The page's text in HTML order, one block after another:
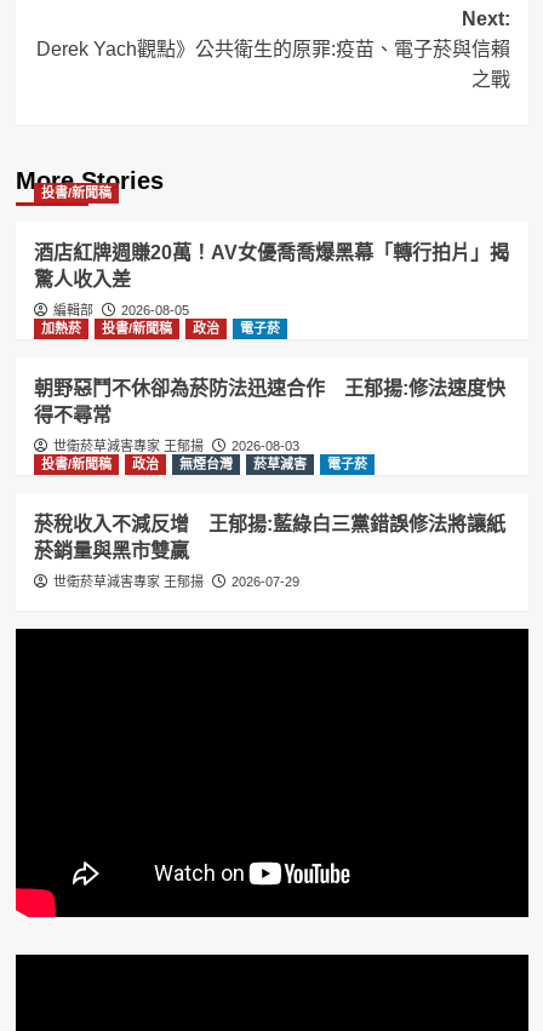
Next:
Derek Yach觀點》公共衛生的原罪:疫苗、電子菸與信賴
之戰
More Stories
投書/新聞稿
酒店紅牌週賺20萬！AV女優喬喬爆黑幕「轉行拍片」揭
驚人收入差
編輯部
2026-08-05
加熱菸
投書/新聞稿 政治 電子菸
朝野惡鬥不休卻為菸防法迅速合作 王郁揚:修法速度快
得不尋常
世衛菸草減害專家 王郁揚
2026-08-03
投書/新聞稿
政治 無煙台灣 菸草減害 電子菸
菸稅收入不減反增 王郁揚:藍綠白三黨錯誤修法將讓紙
菸銷量與黑市雙贏
世衛菸草減害專家 王郁揚 2026-07-29